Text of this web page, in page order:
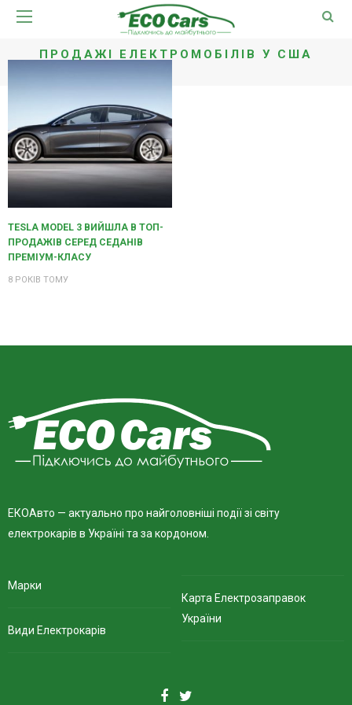
ПРОДАЖІ ЕЛЕКТРОМОБІЛІВ У США
TESLA MODEL 3 ВИЙШЛА В ТОП-
ПРОДАЖІВ СЕРЕД СЕДАНІВ
ПРЕМІУМ-КЛАСУ
8 РОКІВ ТОМУ
ЕКОАвто — актуально про найголовніші події зі світу
електрокарів в Україні та за кордоном.
Марки
Види Електрокарів
Карта Електрозаправок
України